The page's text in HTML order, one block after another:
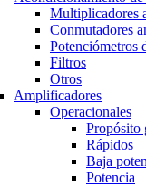
Multiplicadores
Conmutadores
Potenciómetros
Filtros
Otros
Amplificadores
Operacionales
Propósito
Rápidos
Baja
Potencia